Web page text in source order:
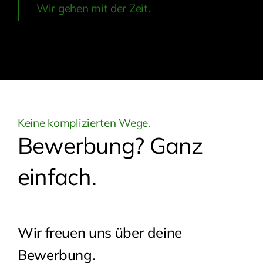
Wir gehen mit der Zeit.
Keine komplizierten Wege.
Bewerbung? Ganz
einfach.
Wir freuen uns über deine
Bewerbung.